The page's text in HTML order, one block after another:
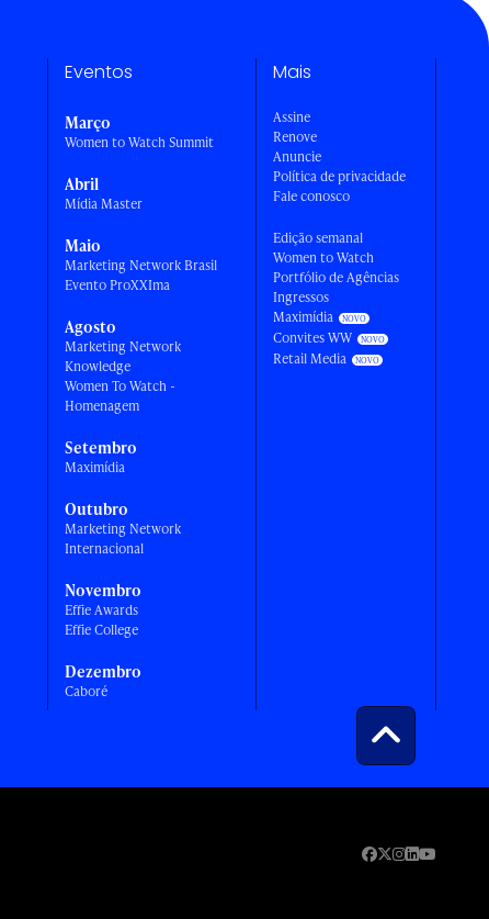
Eventos
Março
Women to Watch Summit
Abril
Mídia Master
Maio
Marketing Network Brasil
Evento ProXXIma
Agosto
Marketing Network
Knowledge
Women To Watch -
Homenagem
Setembro
Maximídia
Outubro
Marketing Network
Internacional
Novembro
Effie Awards
Effie College
Dezembro
Caboré
Mais
Assine
Renove
Anuncie
Política de privacidade
Fale conosco
Edição semanal
Women to Watch
Portfólio de Agências
Ingressos
Maximídia
Convites WW
Retail Media